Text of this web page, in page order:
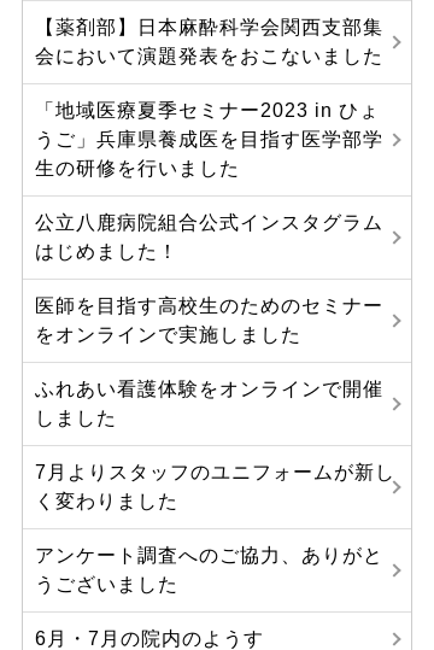
【薬剤部】日本麻酔科学会関西支部集
会において演題発表をおこないました
「地域医療夏季セミナー2023 in ひょ
うご」兵庫県養成医を目指す医学部学
生の研修を行いました
公立八鹿病院組合公式インスタグラム
はじめました！
医師を目指す高校生のためのセミナー
をオンラインで実施しました
ふれあい看護体験をオンラインで開催
しました
7月よりスタッフのユニフォームが新し
く変わりました
アンケート調査へのご協力、ありがと
うございました
6月・7月の院内のようす